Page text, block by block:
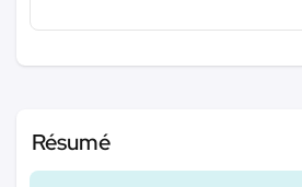
Résumé